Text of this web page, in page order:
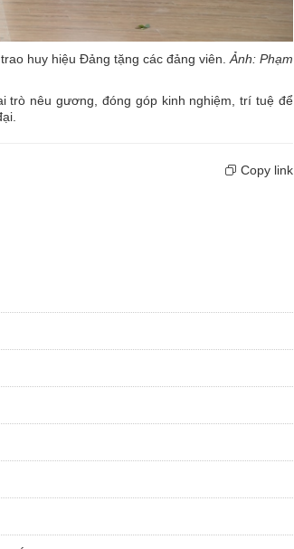
huy hiệu Đảng tặng các đảng viên. Ảnh: Phạm
trò nêu gương, đóng góp kinh nghiệm, trí tuệ để
Copy link